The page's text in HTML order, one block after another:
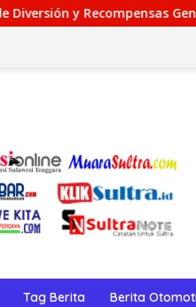
Genuinos TeaSpin
Tag Berita Berita